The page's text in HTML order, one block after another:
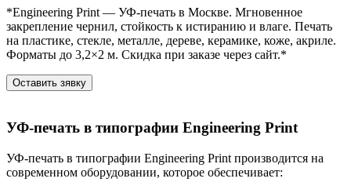
*Engineering Print — УФ-печать в Москве. Мгновенное
закрепление чернил, стойкость к истиранию и влаге. Печать
на пластике, стекле, металле, дереве, керамике, коже, акриле.
Форматы до 3,2×2 м. Скидка при заказе через сайт.*
Оставить зявку
УФ-печать в типографии Engineering Print
УФ-печать в типографии Engineering Print производится на
современном оборудовании, которое обеспечивает: